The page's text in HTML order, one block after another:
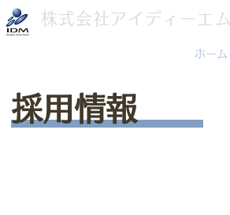
株式会社アイディーエム
ホーム
採用情報